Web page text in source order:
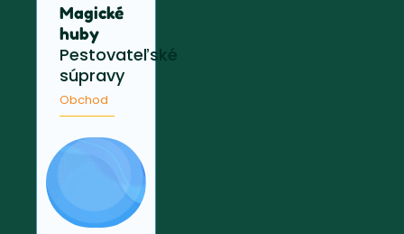
Magické
huby
Pestovateľské
súpravy
Obchod